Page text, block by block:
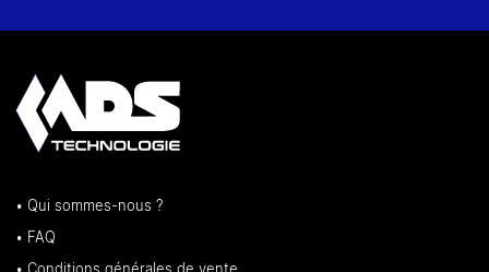
• Qui sommes-nous ?
• FAQ